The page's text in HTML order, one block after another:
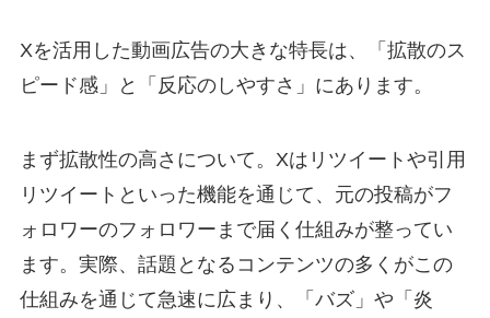
Xを活用した動画広告の大きな特長は、「拡散のス
ピード感」と「反応のしやすさ」にあります。
まず拡散性の高さについて。Xはリツイートや引用
リツイートといった機能を通じて、元の投稿がフ
ォロワーのフォロワーまで届く仕組みが整ってい
ます。実際、話題となるコンテンツの多くがこの
仕組みを通じて急速に広まり、「バズ」や「炎